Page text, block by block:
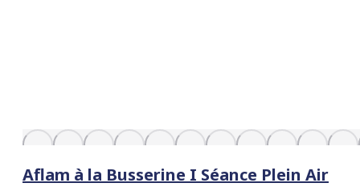
Aflam à la Busserine I Séance Plein Air